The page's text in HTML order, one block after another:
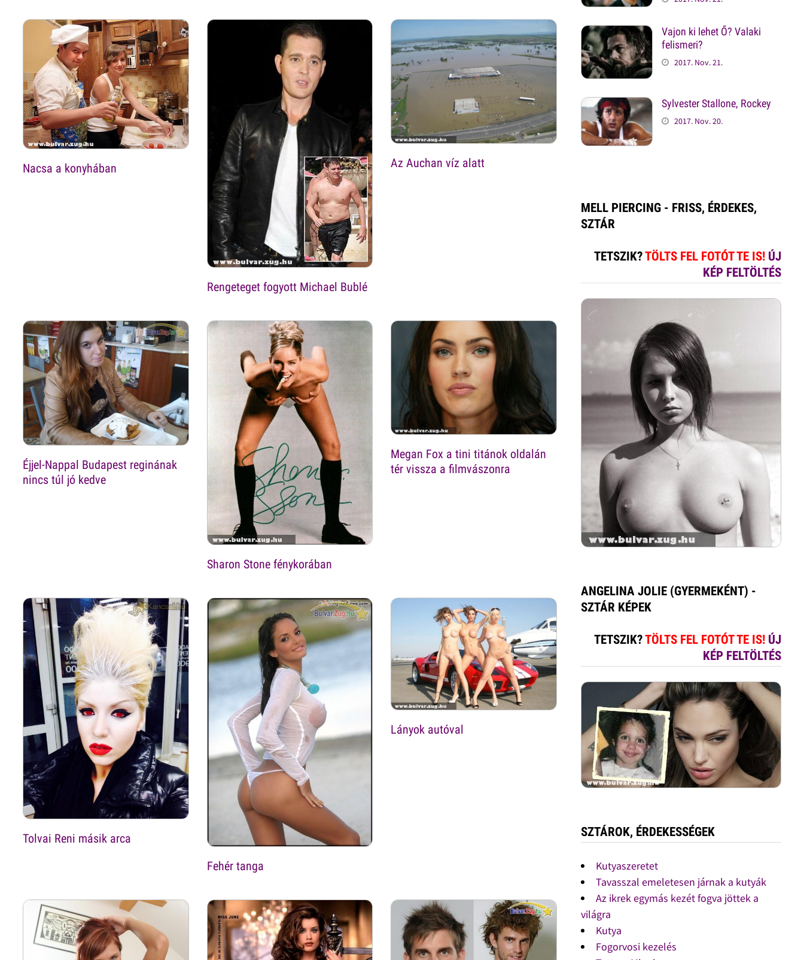
Nacsa a konyhában
Rengeteget fogyott Michael Bublé
Az Auchan víz alatt
Éjjel-Nappal Budapest reginának
nincs túl jó kedve
Sharon Stone fénykorában
Megan Fox a tini titánok oldalán
tér vissza a filmvászonra
Tolvai Reni másik arca
Fehér tanga
Lányok autóval
Vajon ki lehet Ő? Valaki
felismeri?
2017. Nov. 21.
Sylvester Stallone, Rockey
2017. Nov. 20.
MELL PIERCING - FRISS, ÉRDEKES,
SZTÁR
TETSZIK?TÖLTS FEL FOTÓT TE IS! ÚJ
KÉP FELTÖLTÉS
ANGELINA JOLIE (GYERMEKÉNT) -
SZTÁR KÉPEK
TETSZIK?TÖLTS FEL FOTÓT TE IS! ÚJ
KÉP FELTÖLTÉS
SZTÁROK, ÉRDEKESSÉGEK
Kutyaszeretet
Tavasszal emeletesen járnak a kutyák
Az ikrek egymás kezét fogva jöttek a
világra
Kutya
Fogorvosi kezelés